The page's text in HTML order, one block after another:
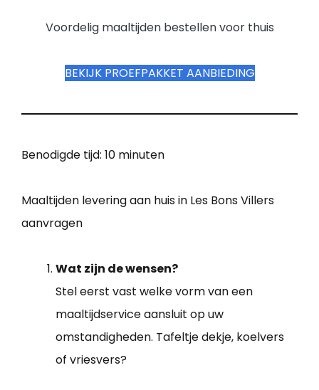
Voordelig maaltijden bestellen voor thuis
BEKIJK PROEFPAKKET AANBIEDING
Benodigde tijd: 10 minuten
Maaltijden levering aan huis in Les Bons Villers
aanvragen
Wat zijn de wensen?
Stel eerst vast welke vorm van een
maaltijdservice aansluit op uw
omstandigheden. Tafeltje dekje, koelvers
of vriesvers?